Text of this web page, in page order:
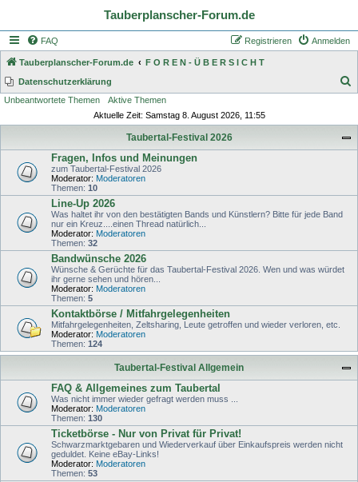
Tauberplanscher-Forum.de
FAQ Anmelden
Registrieren
Tauberplanscher-Forum.de
F O R E N - Ü B E R S I C H T
Datenschutzerklärung
Unbeantwortete Themen
Aktive Themen
Aktuelle Zeit: Samstag 8. August 2026, 11:55
Taubertal-Festival 2026
Fragen, Infos und Meinungen
zum Taubertal-Festival 2026
Moderator: Moderatoren
Themen: 10
Line-Up 2026
Was haltet ihr von den bestätigten Bands und Künstlern? Bitte für jede Band
nur ein Kreuz....einen Thread natürlich...
Moderator: Moderatoren
Themen: 32
Bandwünsche 2026
Wünsche & Gerüchte für das Taubertal-Festival 2026. Wen und was würdet
ihr gerne sehen und hören...
Moderator: Moderatoren
Themen: 5
Kontaktbörse / Mitfahrgelegenheiten
Mitfahrgelegenheiten, Zeltsharing, Leute getroffen und wieder verloren, etc.
Moderator: Moderatoren
Themen: 124
Taubertal-Festival Allgemein
FAQ & Allgemeines zum Taubertal
Was nicht immer wieder gefragt werden muss ...
Moderator: Moderatoren
Themen: 130
Ticketbörse - Nur von Privat für Privat!
Schwarzmarktgebaren und Wiederverkauf über Einkaufspreis werden nicht
geduldet. Keine eBay-Links!
Moderator: Moderatoren
Themen: 53